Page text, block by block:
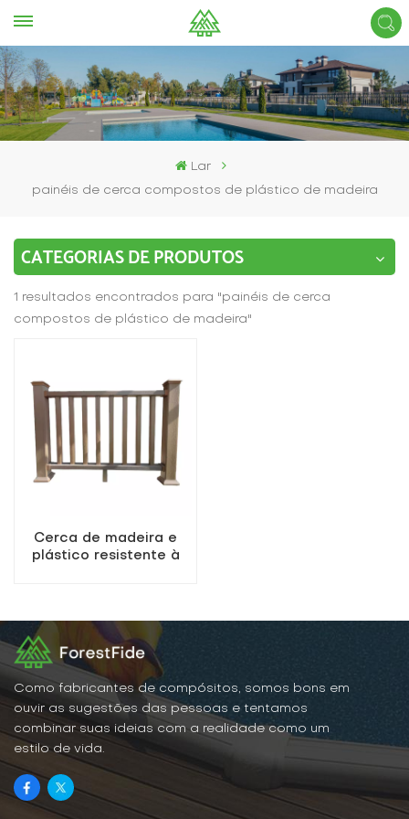
Lar
painéis de cerca compostos de plástico de madeira
CATEGORIAS DE PRODUTOS
1 resultados encontrados para "painéis de cerca
compostos de plástico de madeira"
Cerca de madeira e
plástico resistente à
Como fabricantes de compósitos, somos bons em
ouvir as sugestões das pessoas e tentamos
combinar suas ideias com a realidade como um
estilo de vida.